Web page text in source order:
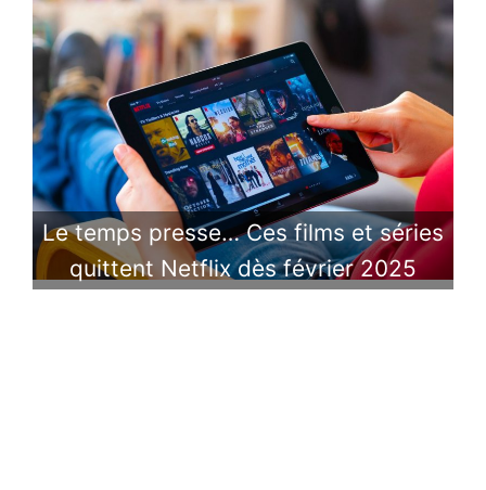
Le temps presse… Ces films et séries
quittent Netflix dès février 2025